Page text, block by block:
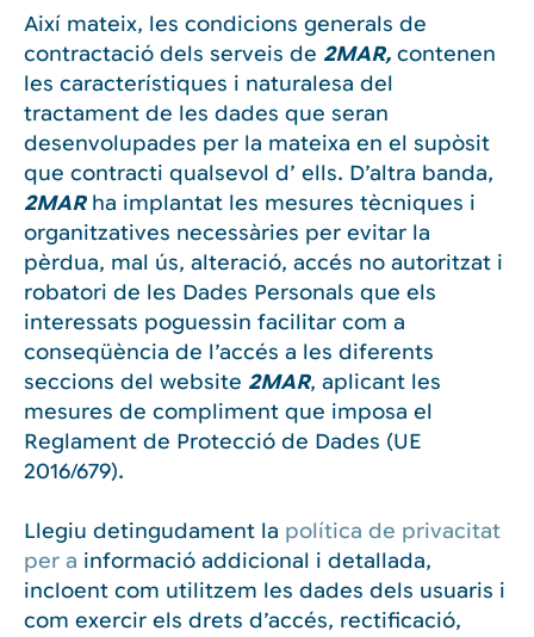
Així mateix, les condicions generals de
contractació dels serveis de 2MAR, contenen
les característiques i naturalesa del
tractament de les dades que seran
desenvolupades per la mateixa en el supòsit
que contracti qualsevol d’ ells. D’altra banda,
2MARha implantat les mesures tècniques i
organitzatives necessàries per evitar la
pèrdua, mal ús, alteració, accés no autoritzat i
robatori de les Dades Personals que els
interessats poguessin facilitar com a
conseqüència de l’accés a les diferents
seccions del website 2MAR, aplicant les
mesures de compliment que imposa el
Reglament de Protecció de Dades (UE
2016/679).
Llegiu detingudament la política de privacitat
per a informació addicional i detallada,
incloent com utilitzem les dades dels usuaris i
com exercir els drets d’accés, rectificació,